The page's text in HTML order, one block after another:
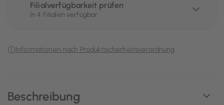
Beschreibung
Filialverfügbarkeit prüfen
In 4 Filialen verfügbar
Informationen nach Produktsicherheitsverordnung